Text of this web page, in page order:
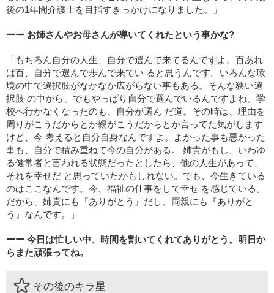
後の1年間介護士を目指すきっかけになりました。」
ーー お姉さんやお母さんが導いてくれたという事かな?
「もちろん自分の人生、自分で選んで来てるんですよ。百あれ
ば百、自分で選んで歩んで来てい ると思うんです。いろんな環
境の中で選択肢がなかなか広がらない事もある。そんな狭い選
択肢 の中から、でもやっぱり自分で選んでいるんですよね。学
校へ行かなくなったのも、自分が選ん だ道。その時は、理由を
周りがこうだからとか親がこうだからとか言ってた気がします
けど、今 考えると自分自身なんですよ。よかった事も悪かった
事も、自分で積み重ねて今の自分がある。 姉貴がもし、いわゆ
る健常者と言われる状態だったとしたら、他の人生があって、
それを幸せだ と思っていたかもしれない。でも、今生きている
のはここなんです。今、福祉の仕事をして幸せ を感じている。
だから、姉貴にも『ありがとう』だし、両親にも『ありがと
う』なんです。」
ーー 今日は忙しい中、時間を割いてくれてありがとう。明日か
らまた頑張ってね。
その後のキラ星